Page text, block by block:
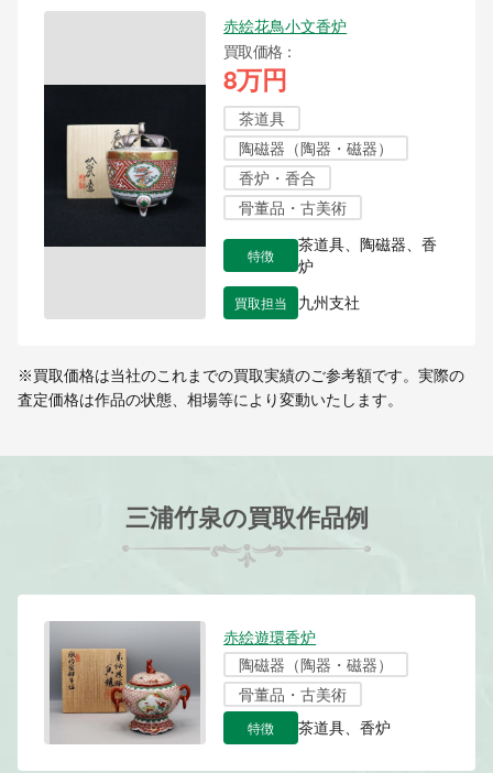
赤絵花鳥小文香炉
買取価格
8万円
茶道具
陶磁器（陶器・磁器）
香炉・香合
骨董品・古美術
特徴
茶道具、陶磁器、香
炉
買取担当 九州支社
※買取価格は当社のこれまでの買取実績のご参考額です。実際の
査定価格は作品の状態、相場等により変動いたします。
三浦竹泉の買取作品例
赤絵遊環香炉
陶磁器（陶器・磁器）
骨董品・古美術
特徴 茶道具、香炉